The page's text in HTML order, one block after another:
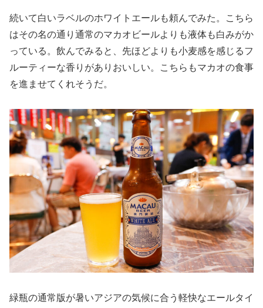
続いて白いラベルのホワイトエールも頼んでみた。こちら
はその名の通り通常のマカオビールよりも液体も白みがか
っている。飲んでみると、先ほどよりも小麦感を感じるフ
ルーティーな香りがありおいしい。こちらもマカオの食事
を進ませてくれそうだ。
緑瓶の通常版が暑いアジアの気候に合う軽快なエールタイ